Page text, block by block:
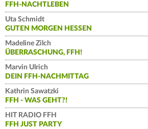
FFH-NACHTLEBEN
Uta Schmidt
GUTEN MORGEN HESSEN
Madeline Zilch
ÜBERRASCHUNG, FFH!
Marvin Ulrich
DEIN FFH-NACHMITTAG
Kathrin Sawatzki
FFH - WAS GEHT?!
HIT RADIO FFH
FFH JUST PARTY